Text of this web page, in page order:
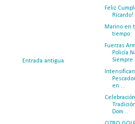
Entrada antigua
Feliz
Ricardo!
Marino en
tiempo
Fuerzas
Policía
Siempre
en ...
Dom...